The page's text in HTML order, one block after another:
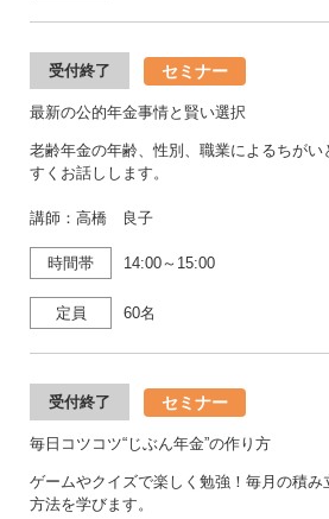
受付終了 セミナー
最新の公的年金事情と賢い選択
老齢年金の年齢、性別、職業によるちが
すくお話しします。
講師：高橋 良子
時間帯 14:00～15:00
定員 60名
受付終了 セミナー
毎日コツコツ“じぶん年金”の作り方
ゲームやクイズで楽しく勉強！毎月の積み
方法を学びます。